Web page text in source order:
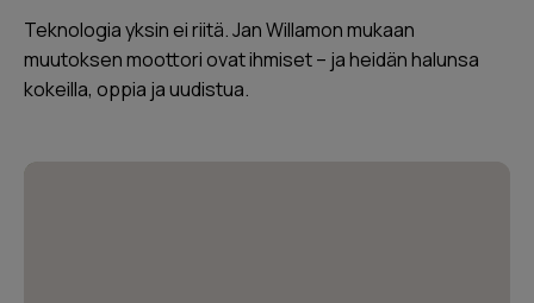
Teknologia yksin ei riitä. Jan Willamon mukaan
muutoksen moottori ovat ihmiset – ja heidän halunsa
kokeilla, oppia ja uudistua.